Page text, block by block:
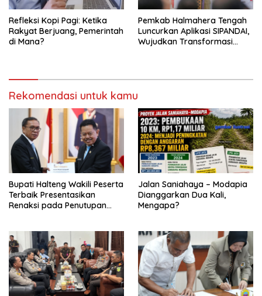
Refleksi Kopi Pagi: Ketika
Rakyat Berjuang, Pemerintah
di Mana?
Pemkab Halmahera Tengah
Luncurkan Aplikasi SIPANDAI,
Wujudkan Transformasi
Rekomendasi untuk kamu
Bupati Halteng Wakili Peserta
Terbaik Presentasikan
Renaksi pada Penutupan
Jalan Saniahaya – Modapia
Dianggarkan Dua Kali,
Mengapa?